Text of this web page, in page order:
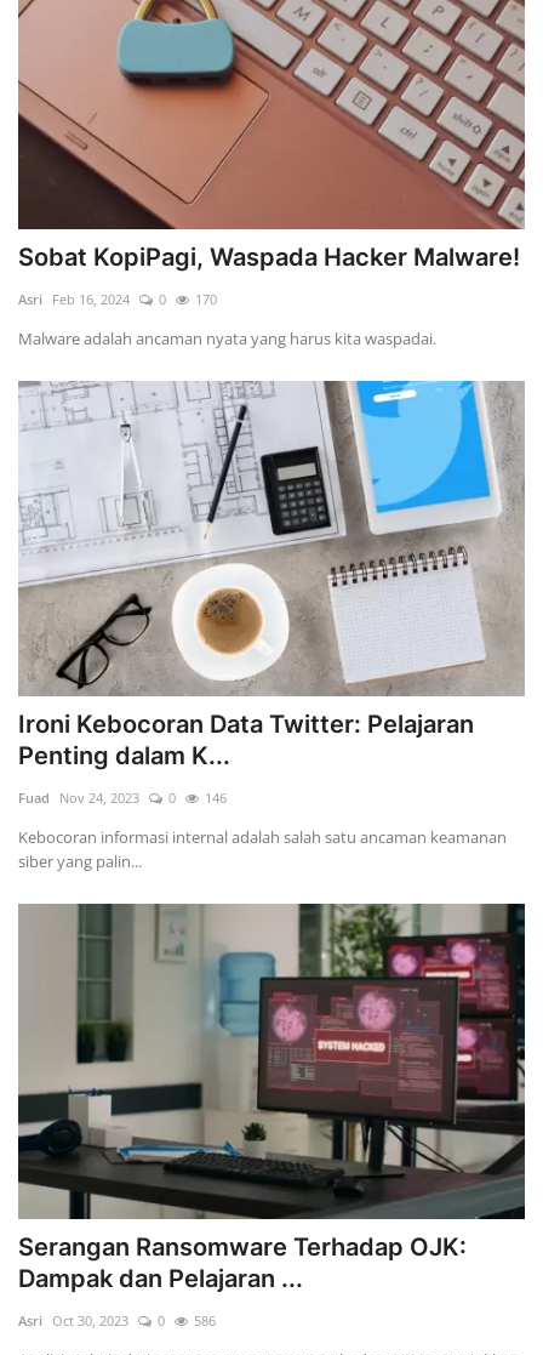
Sobat KopiPagi, Waspada Hacker Malware!
Asri Feb 16, 2024 0 170
Malware adalah ancaman nyata yang harus kita waspadai.
Ironi Kebocoran Data Twitter: Pelajaran
Penting dalam K...
Fuad Nov 24, 2023 0 146
Kebocoran informasi internal adalah salah satu ancaman keamanan
siber yang palin...
Serangan Ransomware Terhadap OJK:
Dampak dan Pelajaran ...
Asri Oct 30, 2023 0 586